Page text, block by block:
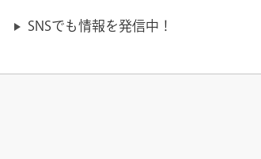
SNSでも情報を発信中！